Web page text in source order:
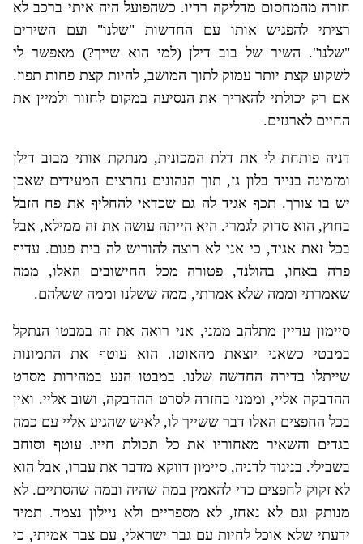
חזרה מהמחסום מדליקה רדיו. כשהפועל היה איתי ברכב לא
רציתי להפגיש אותו עם החדשות "שלנו" ועם השירים
"שלנו". השיר של בוב דילן (למי הוא שייך?) מאפשר לי
לשקוע קצת יותר עמוק לתוך המושב, להיות קצת פחות תפוז.
אם רק יכולתי להאריך את הנסיעה במקום לחזור ולמיין את
החיים לארגזים.
דניה פותחת לי את דלת המכונית, מנתקת אותי מבוב דילן
ומזמינה בנייד בלון גז, תוך הנהונים נחרצים המעידים שאכן
יש בו צורך. תכף אגיד לה גם שכדאי להחליף את פח הזבל
בחוץ, הוא סדוק לגמרי. היא הייתה עושה את זה ממילא, אבל
בכל זאת אגיד, כי אני לא רוצה להוריש לה בית פגום. עדיף
פרה באחו, בהולנד, פטורה מכל החישובים האלו, ממה
שאמרתי וממה שלא אמרתי, ממה ששלנו וממה ששלהם.
סיימון עדיין מתלהב ממני, אני רואה את זה במבטו הנתקל
במבטי כשאני יוצאת מהאוטו. הוא עוטף את התמונות
שייתלו בדירה החדשה שלנו. במבטו הנע במהירות מסרט
ההדבקה אליי, וממני בחזרה לסרט ההדבקה, ושוב אליי. ואין
בכל החפצים האלו דבר ששייך לו, לאיש שהגיע אליי עם כמה
בגדים והשאיר מאחוריו את כל תכולת חייו. עוטף וסוחב
בשבילי. בניגוד לדניה, סיימון דווקא מדבר את עברו, אבל הוא
לא זקוק לחפצים כדי להאמין במה שהיה ובמה שהסתיים. לא
מנותק וגם לא נאחז, לא מספריים ולא ניילון נצמד. תמיד
ידעתי שלא אוכל לחיות עם גבר ישראלי, עם צבר אמיתי, כי